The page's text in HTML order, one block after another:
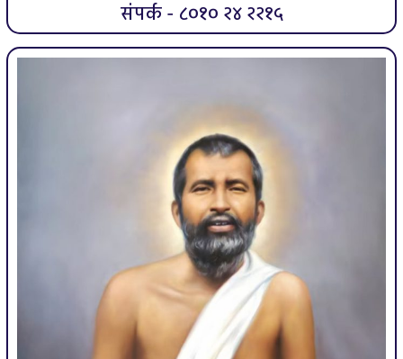
संपर्क - ८०१० २४ २२१५